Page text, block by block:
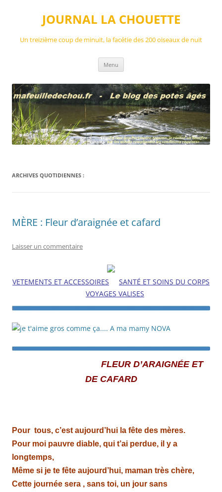
JOURNAL LA CHOUETTE
Un treizième coup de minuit, la facétie des 200 oiseaux de nuit
Menu
ARCHIVES QUOTIDIENNES :
MÈRE : Fleur d’araignée et cafard
Laisser un commentaire
VETEMENTS ET ACCESSOIRES
SANTÉ ET SOINS DU CORPS
VOYAGES VALISES
FLEUR D’ARAIGNÉE ET
DE CAFARD
Pour tous, c’est aujourd’hui la fête des mères.
Pour moi pauvre diable, qui t’ai perdue, il y a
longtemps,
Même si je te fête aujourd’hui, maman très chère,
Cette journée sera , sans toi, un jour sans